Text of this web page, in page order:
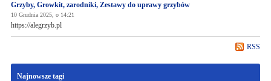
Grzyby, Growkit, zarodniki, Zestawy do uprawy grzybów
10 Grudnia 2025, o 14:21
https://alegrzyb.pl
RSS
Najnowsze tagi